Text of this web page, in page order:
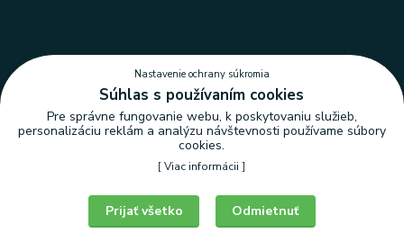
Nastavenie ochrany súkromia
Nastavenie ochrany súkromia
Súhlas s používaním cookies
Pre správne fungovanie webu, k poskytovaniu služieb,
personalizáciu reklám a analýzu návštevnosti používame súbory
cookies.
[Viac informácii ]
Odmietnuť
Prijať všetko